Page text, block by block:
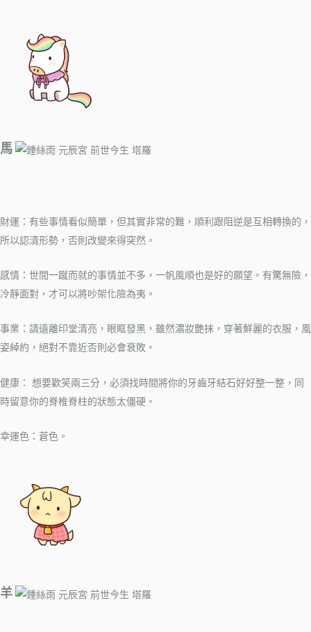
馬
財運：有些事情看似簡單，但其實非常的難，順利跟阻逆是互相轉換的，
所以認清形勢，否則改變來得突然。
感情：世間一蹴而就的事情並不多，一帆風順也是好的願望。有驚無險，
冷靜面對，才可以將吵架化險為夷。
事業：請遠離印堂清亮，眼眶發黑，雖然濃妝艷抹，穿著鮮麗的衣服，風
姿綽約，絕對不靠近否則必會衰敗。
健康： 想要歡笑兩三分，必須找時間將你的牙齒牙結石好好整一整，同
時留意你的脊椎脊柱的狀態太僵硬。
幸運色：蒼色。
羊